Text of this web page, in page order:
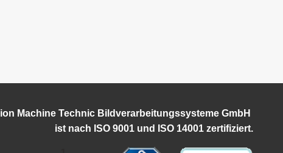
Machine Technic Bildverarbeitungssysteme GmbH
ist nach ISO 9001 und ISO 14001 zertifiziert.